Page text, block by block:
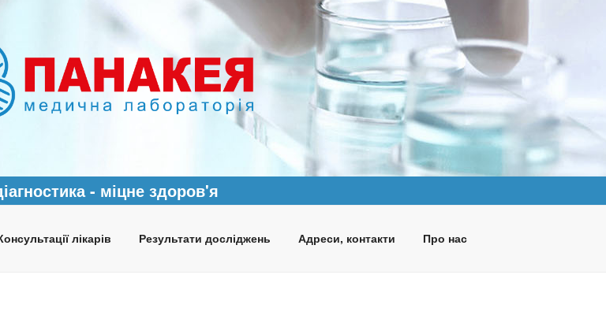
- міцне здоров'я
лікарів Результати досліджень Адреси, контакти Про нас